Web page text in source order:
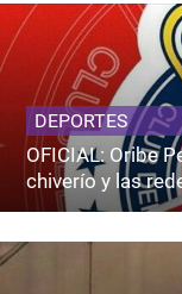
DEPORTES
OFICIAL: Oribe
chiverío y las